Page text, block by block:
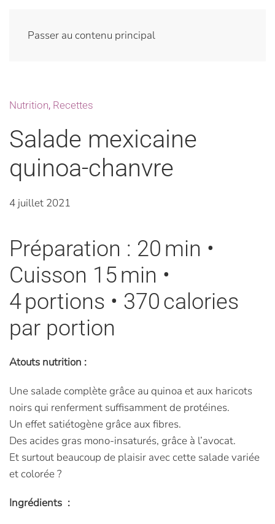
Passer au contenu principal
Nutrition, Recettes
Salade mexicaine
quinoa-chanvre
4 juillet 2021
Préparation : 20 min •
Cuisson 15 min •
4 portions • 370 calories
par portion
Atouts nutrition :
Une salade complète grâce au quinoa et aux haricots
noirs qui renferment suffisamment de protéines.
Un effet satiétogène grâce aux fibres.
Des acides gras mono-insaturés, grâce à l’avocat.
Et surtout beaucoup de plaisir avec cette salade variée
et colorée ?
Ingrédients :